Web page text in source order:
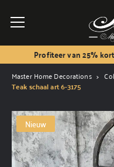
Profiteer van 25%
Master Home Decorations
Teak schaal art 6-3175
Nieuw